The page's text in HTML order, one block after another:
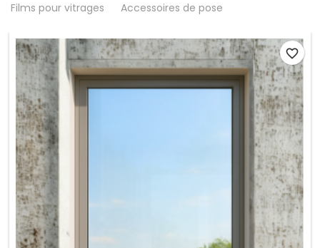
Films pour vitrages Accessoires de pose
favorite_border